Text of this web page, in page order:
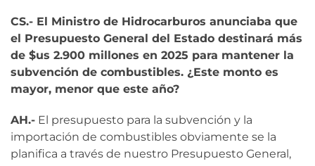
CS.- El Ministro de Hidrocarburos anunciaba que
el Presupuesto General del Estado destinará más
de $us 2.900 millones en 2025 para mantener la
subvención de combustibles. ¿Este monto es
mayor, menor que este año?
AH.- El presupuesto para la subvención y la
importación de combustibles obviamente se la
planifica a través de nuestro Presupuesto General,